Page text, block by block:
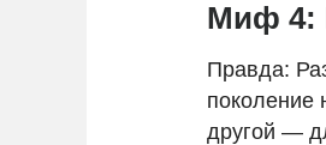
Миф 4:
Правда:
поколение
другой —